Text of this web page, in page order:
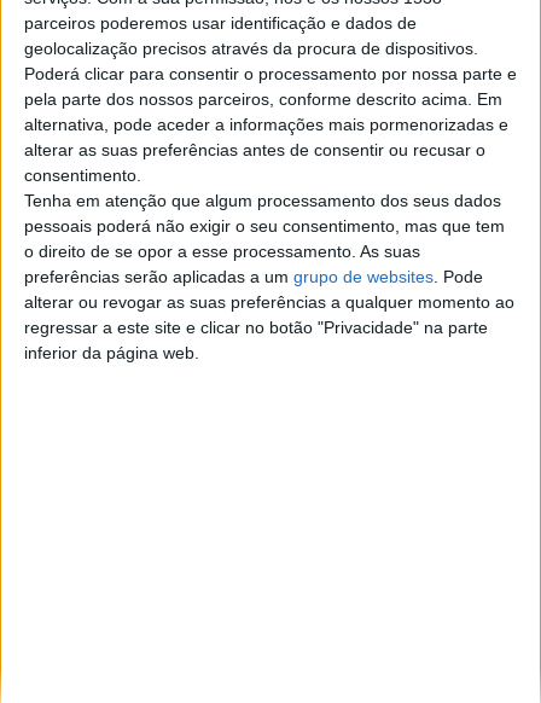
parceiros poderemos usar identificação e dados de
geolocalização precisos através da procura de dispositivos.
Poderá clicar para consentir o processamento por nossa parte e
pela parte dos nossos parceiros, conforme descrito acima. Em
alternativa, pode aceder a informações mais pormenorizadas e
alterar as suas preferências antes de consentir ou recusar o
consentimento.
Tenha em atenção que algum processamento dos seus dados
pessoais poderá não exigir o seu consentimento, mas que tem
o direito de se opor a esse processamento. As suas
preferências serão aplicadas a um grupo de websites. Pode
alterar ou revogar as suas preferências a qualquer momento ao
regressar a este site e clicar no botão "Privacidade" na parte
inferior da página web.
Top cidades
Lisboa
Porto
Amadora
Vila Nova de Gaia
Braga